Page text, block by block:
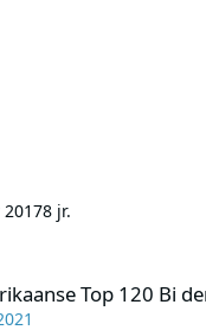
8 jr.
Top 120 Bi den Joe
Top 120 Bi